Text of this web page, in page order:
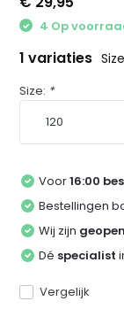
4 Op
1 variaties
Size: *
Voor16:00
Bestellingen
Wij zijn
Dé specialist
Vergelijk